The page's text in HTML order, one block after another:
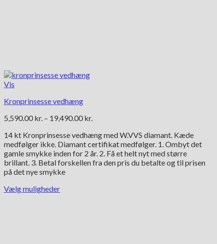
Vis
Kronprinsesse vedhæng
5,590.00 kr. – 19,490.00 kr.
til
19,490.00 kr.
14 kt Kronprinsesse vedhæng med W.VVS diamant. Kæde
medfølger ikke. Diamant certifikat medfølger. 1. Ombyt det
gamle smykke inden for 2 år. 2. Få et helt nyt med større
brillant. 3. Betal forskellen fra den pris du betalte og til prisen
på det nye smykke
Vælg muligheder